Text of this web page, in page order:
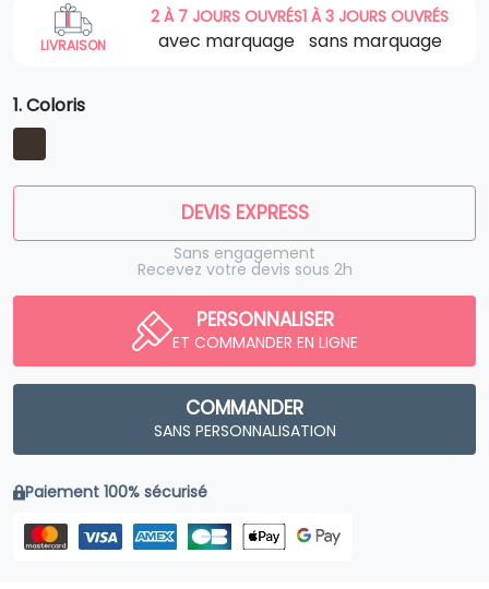
LIVRAISON
2 À 7 JOURS OUVRÉS
avec marquage
1 À 3 JOURS OUVRÉS
sans marquage
1. Coloris
DEVIS EXPRESS
Sans engagement
Recevez votre devis sous 2h
PERSONNALISER
ET COMMANDER EN LIGNE
COMMANDER
SANS PERSONNALISATION
Paiement 100% sécurisé